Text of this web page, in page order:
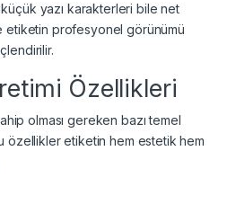
yazı karakterleri bile net
etiketin profesyonel görünümü
Özellikleri
olması gereken bazı temel
özellikler etiketin hem estetik hem